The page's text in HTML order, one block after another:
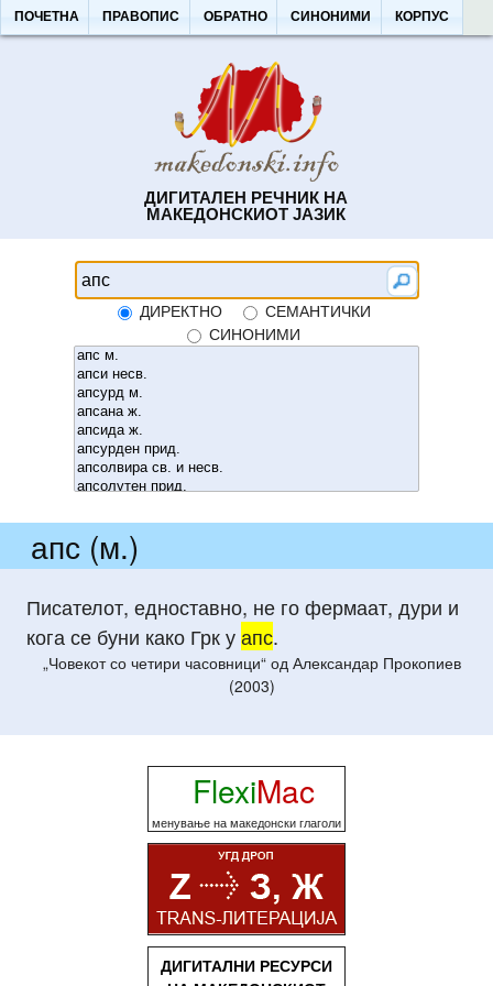
ДИГИТАЛЕН РЕЧНИК НА
МАКЕДОНСКИОТ ЈАЗИК
ПОЧЕТНА ПРАВОПИС ОБРАТНО СИНОНИМИ КОРПУС
ДИРЕКТНО
СЕМАНТИЧКИ
СИНОНИМИ
апс (м.)
Писателот, едноставно, не го фермаат, дури и
кога се буни како Грк уапс.
„Човекот со четири часовници“ од Александар Прокопиев
(2003)
FlexiMac
менување на македонски глаголи
ДИГИТАЛНИ РЕСУРСИ